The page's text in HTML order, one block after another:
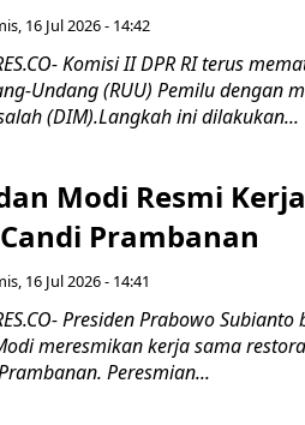
16 Jul 2026 - 14:42
Komisi II DPR RI terus
Undang (RUU) Pemilu dengan
(DIM).Langkah ini dilakukan...
Modi Resmi
Prambanan
16 Jul 2026 - 14:41
Presiden Prabowo
meresmikan kerja sama
Peresmian...